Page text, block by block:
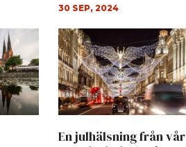
30 SEP, 2024
En julhälsning från vår